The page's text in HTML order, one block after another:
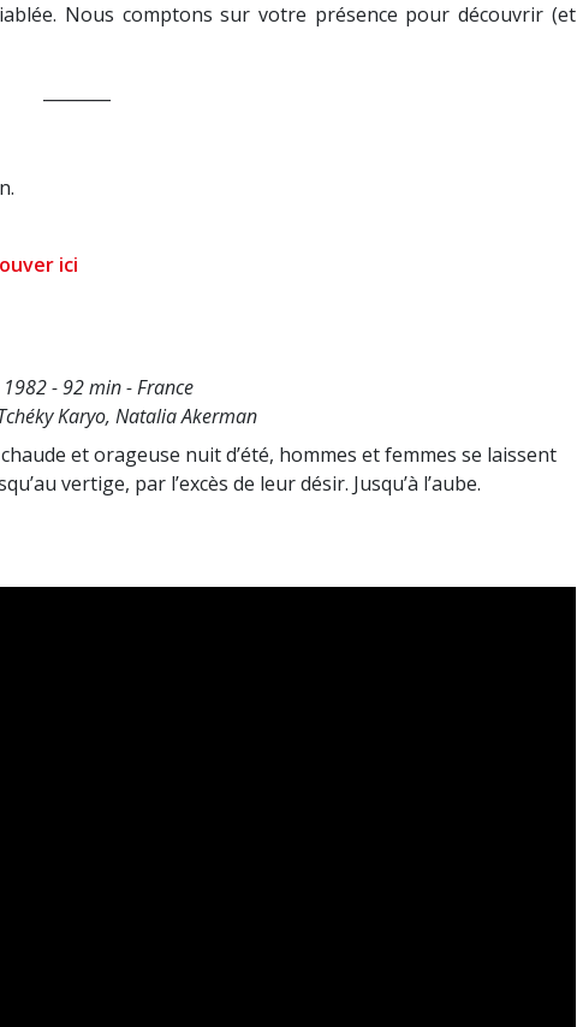
Nous comptons sur votre présence pour découvrir (et
ici
- 92 min - France
Karyo, Natalia Akerman
et orageuse nuit d’été, hommes et femmes se laissent
vertige, par l’excès de leur désir. Jusqu’à l’aube.